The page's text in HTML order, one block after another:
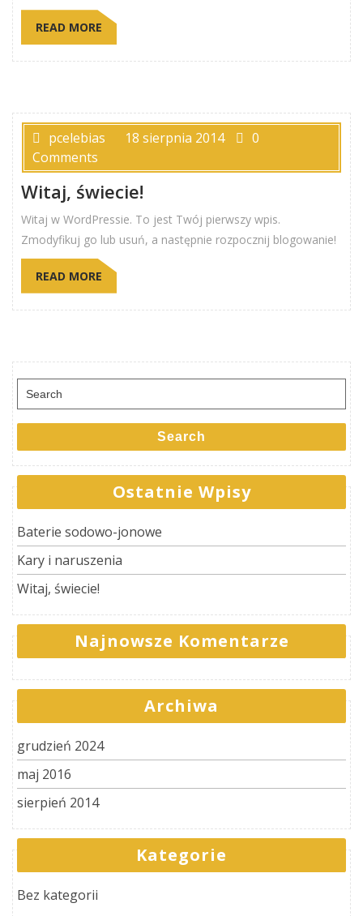
READ MORE
pcelebias 18 sierpnia 2014
0
Comments
Witaj, świecie!
Witaj w WordPressie. To jest Twój pierwszy wpis.
Zmodyfikuj go lub usuń, a następnie rozpocznij blogowanie!
READ MORE
Search
for:
Search
Ostatnie Wpisy
Baterie sodowo-jonowe
Kary i naruszenia
Witaj, świecie!
Najnowsze Komentarze
Archiwa
grudzień 2024
maj 2016
sierpień 2014
Kategorie
Bez kategorii